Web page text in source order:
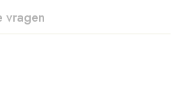
vragen